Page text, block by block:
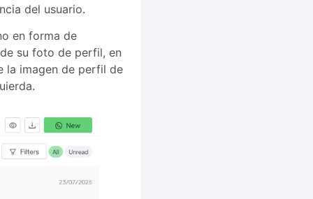
del usuario.
en forma de
su foto de perfil, en
la imagen de perfil de